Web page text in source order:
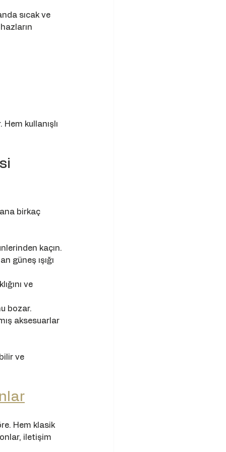
sıcak ve
kullanışlı
birkaç
kaçın.
güneş ışığı
ve
bozar.
aksesuarlar
ve
Hem klasik
iletişim